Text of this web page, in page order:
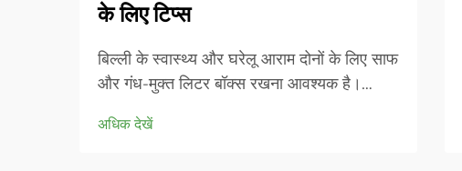
के लिए टिप्स
बिल्ली के स्वास्थ्य और घरेलू आराम दोनों के लिए साफ
और गंध-मुक्त लिटर बॉक्स रखना आवश्यक है।
और रखरखाव में आसानी के लिए बढ़ते क्रम में
अधिक देखें